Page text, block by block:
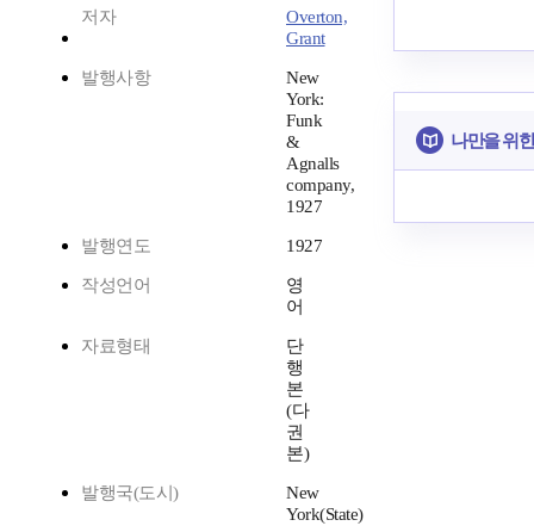
저자
Overton,
Grant
발행사항
New
York:
Funk
&
Agnalls
company,
1927
발행연도 1927
작성언어
영
어
자료형태
단
행
본
(다
권
본)
발행국(도시)
New
York(State)
나만을 위